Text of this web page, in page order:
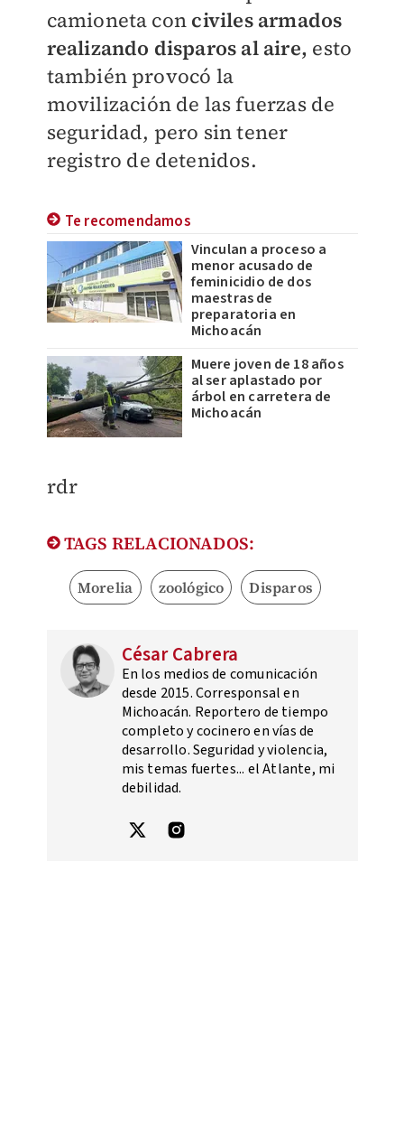
camioneta con civiles armados
realizando disparos al aire, esto
también provocó la
movilización de las fuerzas de
seguridad, pero sin tener
registro de detenidos.
Te recomendamos
Vinculan a proceso a
menor acusado de
feminicidio de dos
maestras de
preparatoria en
Michoacán
Muere joven de 18 años
al ser aplastado por
árbol en carretera de
Michoacán
rdr
TAGS RELACIONADOS:
Morelia zoológico Disparos
César Cabrera
En los medios de comunicación
desde 2015. Corresponsal en
Michoacán. Reportero de tiempo
completo y cocinero en vías de
desarrollo. Seguridad y violencia,
mis temas fuertes... el Atlante, mi
debilidad.